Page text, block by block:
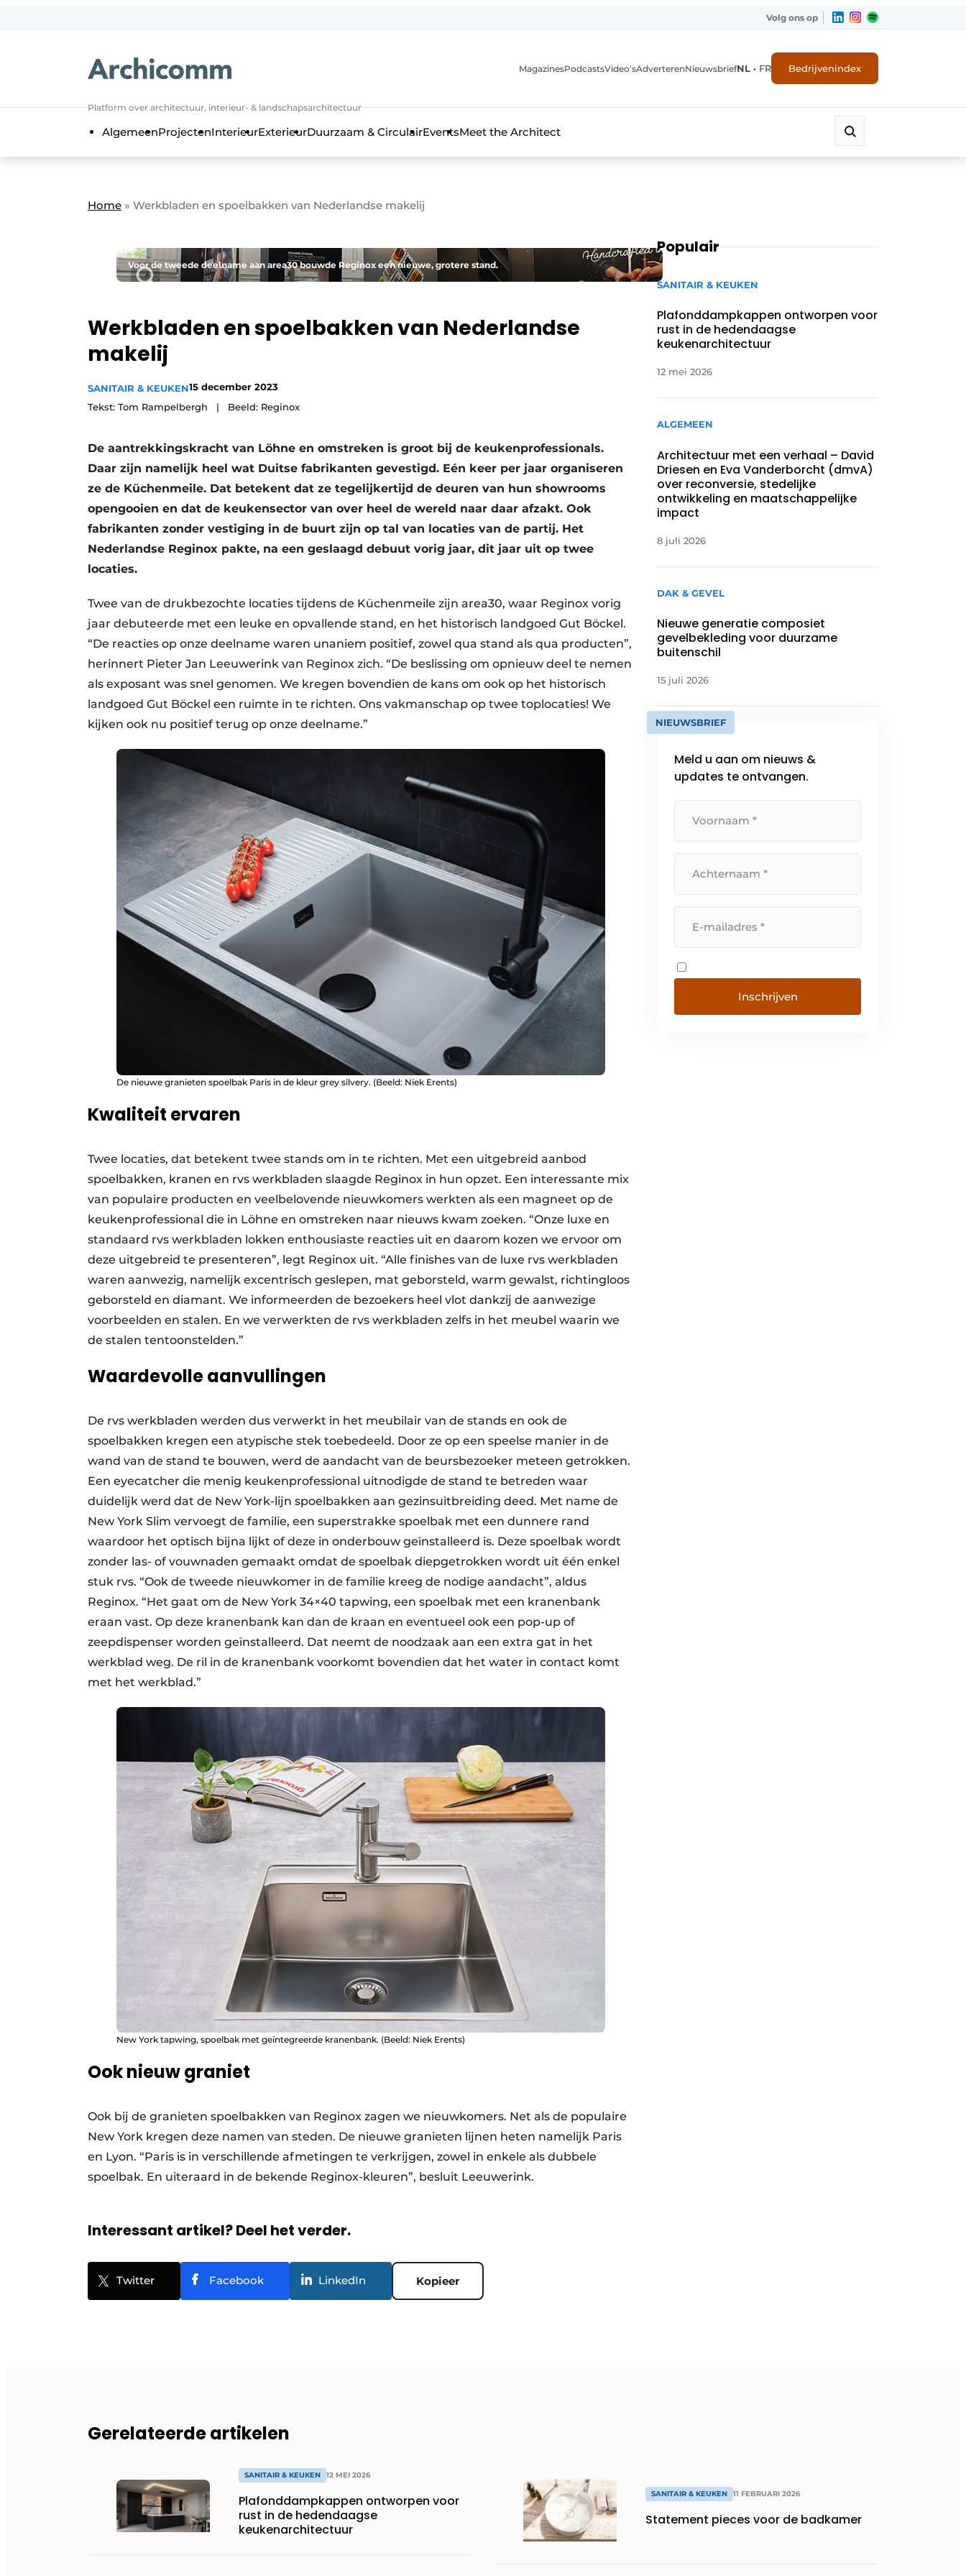
Volg ons op
Platform over architectuur, interieur- & landschapsarchitectuur
MagazinesPodcastsVideo’sAdverterenNieuwsbriefNL • FR Bedrijvenindex
AlgemeenProjectenInterieurExterieurDuurzaam & CirculairEventsMeet the Architect
Home » Werkbladen en spoelbakken van Nederlandse makelij
Voor de tweede deelname aan area30 bouwde Reginox een nieuwe, grotere stand.
Werkbladen en spoelbakken van Nederlandse
makelij
SANITAIR & KEUKEN15 december 2023
Tekst: Tom Rampelbergh | Beeld: Reginox
De aantrekkingskracht van Löhne en omstreken is groot bij de keukenprofessionals.
Daar zijn namelijk heel wat Duitse fabrikanten gevestigd. Eén keer per jaar organiseren
ze de Küchenmeile. Dat betekent dat ze tegelijkertijd de deuren van hun showrooms
opengooien en dat de keukensector van over heel de wereld naar daar afzakt. Ook
fabrikanten zonder vestiging in de buurt zijn op tal van locaties van de partij. Het
Nederlandse Reginox pakte, na een geslaagd debuut vorig jaar, dit jaar uit op twee
locaties.
Twee van de drukbezochte locaties tijdens de Küchenmeile zijn area30, waar Reginox vorig
jaar debuteerde met een leuke en opvallende stand, en het historisch landgoed Gut Böckel.
“De reacties op onze deelname waren unaniem positief, zowel qua stand als qua producten”,
herinnert Pieter Jan Leeuwerink van Reginox zich. “De beslissing om opnieuw deel te nemen
als exposant was snel genomen. We kregen bovendien de kans om ook op het historisch
landgoed Gut Böckel een ruimte in te richten. Ons vakmanschap op twee toplocaties! We
kijken ook nu positief terug op onze deelname.”
De nieuwe granieten spoelbak Paris in de kleur grey silvery. (Beeld: Niek Erents)
Kwaliteit ervaren
Twee locaties, dat betekent twee stands om in te richten. Met een uitgebreid aanbod
spoelbakken, kranen en rvs werkbladen slaagde Reginox in hun opzet. Een interessante mix
van populaire producten en veelbelovende nieuwkomers werkten als een magneet op de
keukenprofessional die in Löhne en omstreken naar nieuws kwam zoeken. “Onze luxe en
standaard rvs werkbladen lokken enthousiaste reacties uit en daarom kozen we ervoor om
deze uitgebreid te presenteren”, legt Reginox uit. “Alle finishes van de luxe rvs werkbladen
waren aanwezig, namelijk excentrisch geslepen, mat geborsteld, warm gewalst, richtingloos
geborsteld en diamant. We informeerden de bezoekers heel vlot dankzij de aanwezige
voorbeelden en stalen. En we verwerkten de rvs werkbladen zelfs in het meubel waarin we
de stalen tentoonstelden.”
Waardevolle aanvullingen
De rvs werkbladen werden dus verwerkt in het meubilair van de stands en ook de
spoelbakken kregen een atypische stek toebedeeld. Door ze op een speelse manier in de
wand van de stand te bouwen, werd de aandacht van de beursbezoeker meteen getrokken.
Een eyecatcher die menig keukenprofessional uitnodigde de stand te betreden waar
duidelijk werd dat de New York-lijn spoelbakken aan gezinsuitbreiding deed. Met name de
New York Slim vervoegt de familie, een superstrakke spoelbak met een dunnere rand
waardoor het optisch bijna lijkt of deze in onderbouw geïnstalleerd is. Deze spoelbak wordt
zonder las- of vouwnaden gemaakt omdat de spoelbak diepgetrokken wordt uit één enkel
stuk rvs. “Ook de tweede nieuwkomer in de familie kreeg de nodige aandacht”, aldus
Reginox. “Het gaat om de New York 34×40 tapwing, een spoelbak met een kranenbank
eraan vast. Op deze kranenbank kan dan de kraan en eventueel ook een pop-up of
zeepdispenser worden geïnstalleerd. Dat neemt de noodzaak aan een extra gat in het
werkblad weg. De ril in de kranenbank voorkomt bovendien dat het water in contact komt
met het werkblad.”
New York tapwing, spoelbak met geïntegreerde kranenbank. (Beeld: Niek Erents)
Ook nieuw graniet
Ook bij de granieten spoelbakken van Reginox zagen we nieuwkomers. Net als de populaire
New York kregen deze namen van steden. De nieuwe granieten lijnen heten namelijk Paris
en Lyon. “Paris is in verschillende afmetingen te verkrijgen, zowel in enkele als dubbele
spoelbak. En uiteraard in de bekende Reginox-kleuren”, besluit Leeuwerink.
Interessant artikel? Deel het verder.
Twitter Facebook LinkedIn Kopieer
Populair
SANITAIR & KEUKEN
Plafonddampkappen ontworpen voor
rust in de hedendaagse
keukenarchitectuur
12 mei 2026
ALGEMEEN
Architectuur met een verhaal – David
Driesen en Eva Vanderborcht (dmvA)
over reconversie, stedelijke
ontwikkeling en maatschappelijke
impact
8 juli 2026
DAK & GEVEL
Nieuwe generatie composiet
gevelbekleding voor duurzame
buitenschil
15 juli 2026
NIEUWSBRIEF
Meld u aan om nieuws &
updates te ontvangen.
Inschrijven
Gerelateerde artikelen
SANITAIR & KEUKEN 12 MEI 2026
Plafonddampkappen ontworpen voor
rust in de hedendaagse
keukenarchitectuur
SANITAIR & KEUKEN 11 FEBRUARI 2026
Statement pieces voor de badkamer